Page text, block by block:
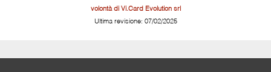
volontà di Vi.Card Evolution srl
Ultima revisione: 07/02/2025